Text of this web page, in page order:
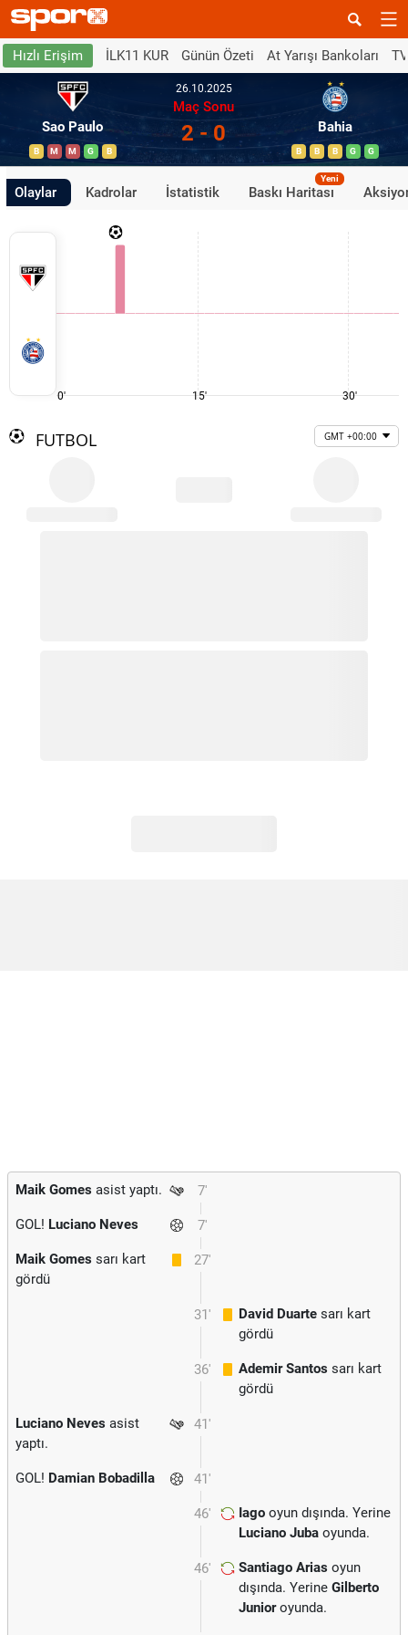
Hızlı Erişim İLK11 KUR Günün Özeti At Yarışı Bankoları
Sao Paulo
B M M G B
26.10.2025
Maç Sonu
2 - 0 Bahia
B B B G G
Olaylar Kadrolar İstatistik Baskı Haritası
Yeni
0' 15' 30'
FUTBOL GMT +00:00
7'
Maik Gomes asist yaptı.
7'
GOL! Luciano Neves
27'
Maik Gomes sarı kart
gördü
31' David Duarte sarı kart
gördü
36' Ademir Santos sarı kart
gördü
41'
Luciano Neves asist
yaptı.
41'
GOL! Damian Bobadilla
46' Iago oyun dışında. Yerine
Luciano Juba oyunda.
46' Santiago Arias oyun
dışında. Yerine Gilberto
Junioroyunda.